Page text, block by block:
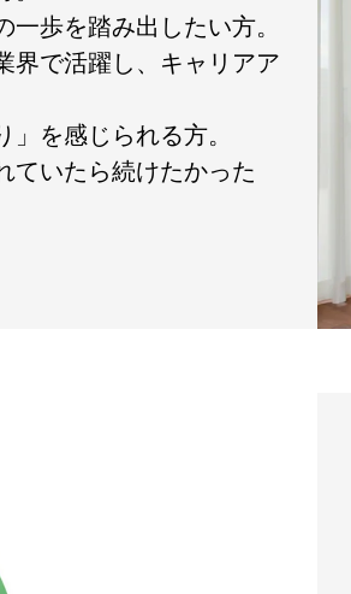
歩を踏み出したい方。
界で活躍し、キャリアア
を感じられる方。
ていたら続けたかった